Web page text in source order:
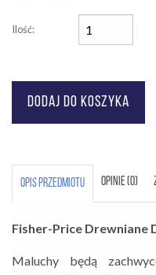
Ilość:
OPIS PRZEDMIOTU OPINIE (0)
Fisher-Price Drewniane
Maluchy będą